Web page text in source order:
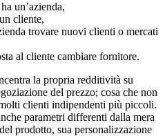
un’azienda,
cliente,
trovare nuovi clienti o mercati
al cliente cambiare fornitore.
la propria redditività su
del prezzo; cosa che non
clienti indipendenti più piccoli.
parametri differenti dalla mera
prodotto, sua personalizzazione